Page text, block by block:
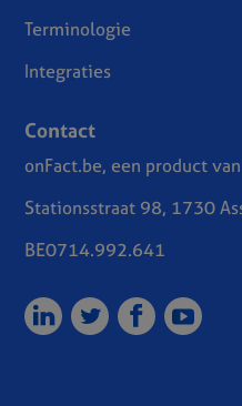
Terminologie
Integraties
Contact
onFact.be, een product
Stationsstraat 98, 1730
BE0714.992.641